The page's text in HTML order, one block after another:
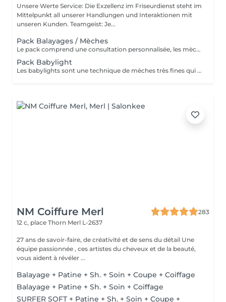
Unsere Werte Service: Die Exzellenz im Friseurdienst steht im
Mittelpunkt all unserer Handlungen und Interaktionen mit
unseren Kunden. Teamgeist: Je...
Pack Balayages / Mèches
Le pack comprend une consultation personnalisée, les mèches avec les produits LOREAL PROFESSIONNEL, shampooing et conditionneur spécifiques REDKEN, le séchage et les produits de styling REDKEN Option Coupe : la coupe IGORANCE, ( finition sur cheveux sec), le séchage et les produits de styling REDKEN. * Tarifs à titre indicatifs à confirmer après la consultation personnalisée établit auprès de votre coiffeur/stylist/spécialiste * La direction se réserve le droit d’apporter des modifications pour le bon fonctionnement du salon
Pack Babylight
Les babylights sont une technique de mèches très fines qui donne un résultat lumineux. Le pack comprend une consultation personnalisée, des babylights avec les produits LOREAL PROFESSIONNEL, shampooing et conditionneur spécifiques REDKEN, le séchage et les produits de styling REDKEN Option Coupe : la coupe IGORANCE, ( finition sur cheveux sec), le séchage et les produits de styling REDKEN. * Tarifs à titre indicatifs à confirmer après la consultation personnalisée établit auprès de votre coiffeur/stylist/spécialiste * La direction se réserve le droit d’apporter des modifications pour le bon fonctionnement du salon
NM Coiffure Merl
283
12 c, place Thorn Merl L-2637
27 ans de savoir-faire, de créativité et de sens du détail Une
équipe passionnée , ces artistes du cheveux et de la beauté,
vous aident à révéler ...
Balayage + Patine + Sh. + Soin + Coupe + Coiffage
Balayage + Patine + Sh. + Soin + Coiffage
SURFER SOFT + Patine + Sh. + Soin + Coupe +